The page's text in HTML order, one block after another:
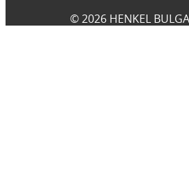
© 2026 HENKEL